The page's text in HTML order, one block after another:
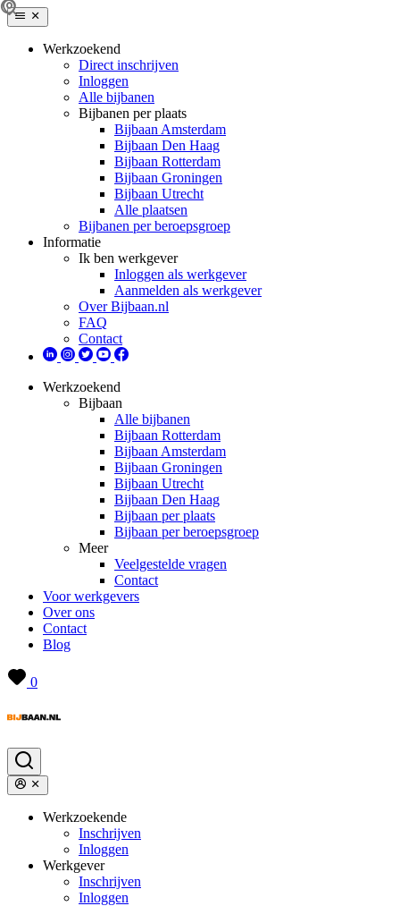
Werkzoekend
Direct inschrijven
Inloggen
Alle bijbanen
Bijbanen per plaats
Bijbaan Amsterdam
Bijbaan Den Haag
Bijbaan Rotterdam
Bijbaan Groningen
Bijbaan Utrecht
Alle plaatsen
Bijbanen per beroepsgroep
Informatie
Ik ben werkgever
Inloggen als werkgever
Aanmelden als werkgever
Over Bijbaan.nl
FAQ
Contact
Werkzoekend
Bijbaan
Alle bijbanen
Bijbaan Rotterdam
Bijbaan Amsterdam
Bijbaan Groningen
Bijbaan Utrecht
Bijbaan Den Haag
Bijbaan per plaats
Bijbaan per beroepsgroep
Meer
Veelgestelde vragen
Contact
Voor werkgevers
Over ons
Contact
Blog
0
Werkzoekende
Inschrijven
Inloggen
Werkgever
Inschrijven
Inloggen